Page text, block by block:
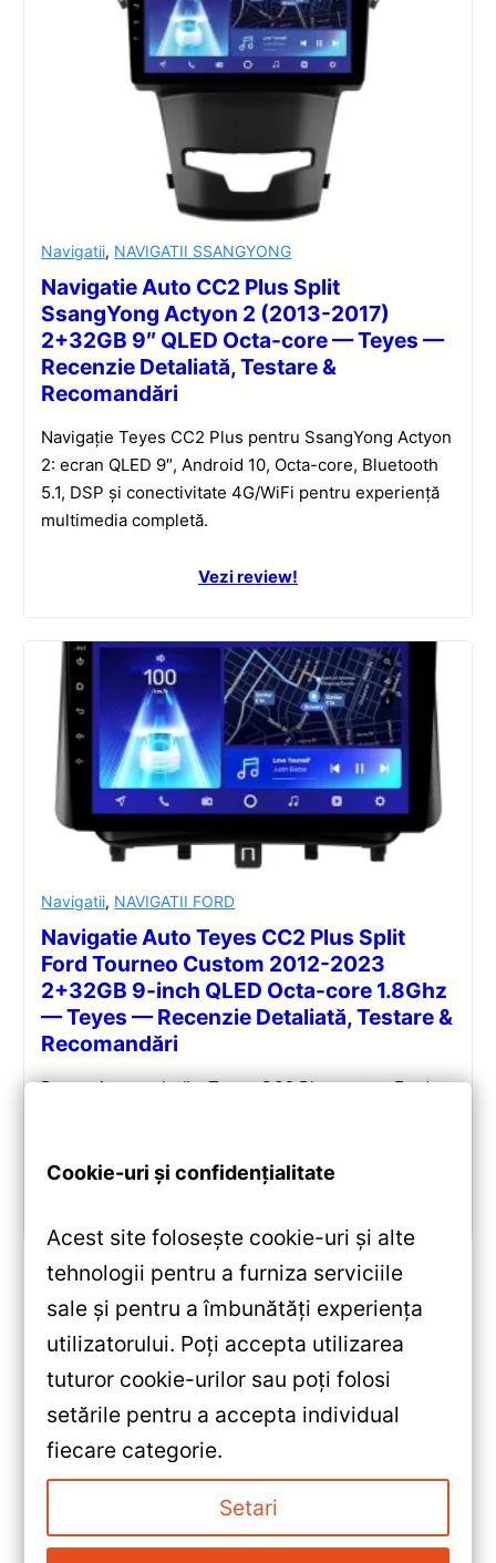
Navigatii, NAVIGATII SSANGYONG
Navigatie Auto CC2 Plus Split
SsangYong Actyon 2 (2013-2017)
2+32GB 9″ QLED Octa-core — Teyes —
Recenzie Detaliată, Testare &
Recomandări
Navigație Teyes CC2 Plus pentru SsangYong Actyon
2: ecran QLED 9″, Android 10, Octa-core, Bluetooth
5.1, DSP și conectivitate 4G/WiFi pentru experiență
multimedia completă.
Vezi review!
Navigatii, NAVIGATII FORD
Navigatie Auto Teyes CC2 Plus Split
Ford Tourneo Custom 2012-2023
2+32GB 9-inch QLED Octa-core 1.8Ghz
— Teyes — Recenzie Detaliată, Testare &
Recomandări
Recenzie completă a Teyes CC2 Plus pentru Ford
«Navigație Auto Teyes CC3 Opel
Astra K 9″ 6+128GB QLED —
Recenzie Detaliată, Testare &
Recomandări
Navigatie Auto Teyes X1 4G
Opel Astra K 2015-2022
2+32GB 9″ IPS Octa-core
Cookie-uri și confidențialitate
Acest site folosește cookie-uri și alte
tehnologii pentru a furniza serviciile
sale și pentru a îmbunătăți experiența
utilizatorului. Poți accepta utilizarea
tuturor cookie-urilor sau poți folosi
setările pentru a accepta individual
fiecare categorie.
Setari